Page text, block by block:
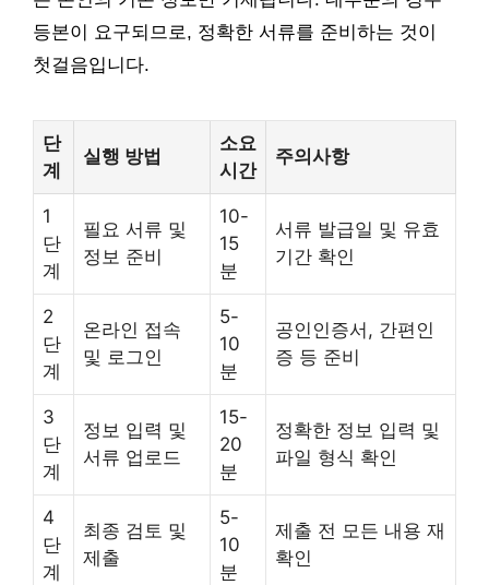
등본이 요구되므로, 정확한 서류를 준비하는 것이
첫걸음입니다.
단
계
실행 방법
소요
시간
주의사항
1
단
계
필요 서류 및
정보 준비
10-
15
분
서류 발급일 및 유효
기간 확인
2
단
계
온라인 접속
및 로그인
5-
10
분
공인인증서, 간편인
증 등 준비
3
단
계
정보 입력 및
서류 업로드
15-
20
분
정확한 정보 입력 및
파일 형식 확인
4
단
계
최종 검토 및
제출
5-
10
분
제출 전 모든 내용 재
확인